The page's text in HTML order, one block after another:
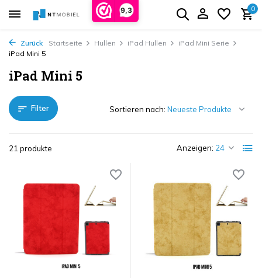
9,3 0
Zurück Startseite Hullen iPad Hullen
iPad Mini Serie
iPad Mini 5
iPad Mini 5
Filter
21 produkte Anzeigen:
Sortieren nach: